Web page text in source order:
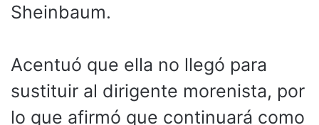
Sheinbaum.
Acentuó que ella no llegó para
sustituir al dirigente morenista, por
lo que afirmó que continuará como